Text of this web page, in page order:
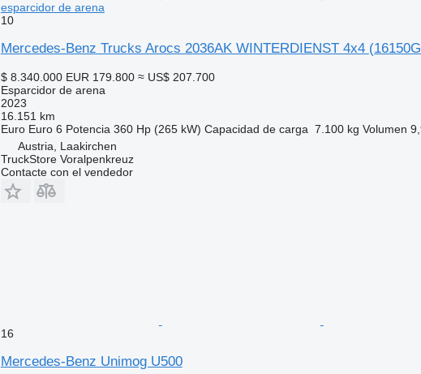
esparcidor de arena
10
Mercedes-Benz Trucks Arocs 2036AK WINTERDIENST 4x4
$ 8.340.000 EUR 179.800 ≈ US$ 207.700
Esparcidor de arena
2023
16.151 km
Euro Euro 6 Potencia 360 Hp (265 kW) Capacidad de carga 7.100 kg Volumen
Austria, Laakirchen
TruckStore Voralpenkreuz
Contacte con el vendedor
16
Mercedes-Benz Unimog U500